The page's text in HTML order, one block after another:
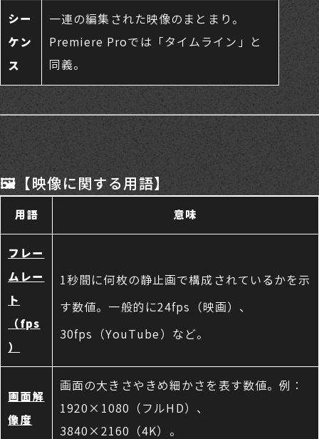
シー
ケン
ス
一連の編集された映像のまとまり。
Premiere Proでは「タイムライン」と
同義。
🖼️【映像に関する用語】
用語 意味
フレー
ムレー
ト
（fps
）
1秒間に何枚の静止画で構成されているかを示
す数値。一般的に24fps（映画）、
30fps（YouTube）など。
画面解
像度
画面の大きさやきめ細かさを表す数値。例：
1920×1080（フルHD）、
3840×2160（4K）。